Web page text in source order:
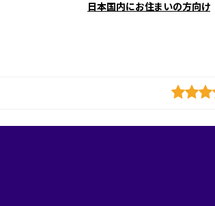
日本国内にお住まいの方向け